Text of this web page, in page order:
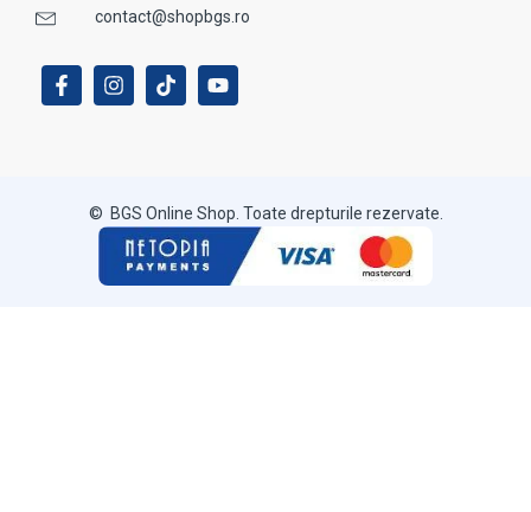
contact@shopbgs.ro
© BGS Online Shop. Toate drepturile rezervate.